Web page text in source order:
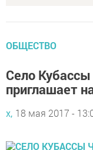
ОБЩЕСТВО
Село Кубассы
приглашает
х, 18 мая 2017 -